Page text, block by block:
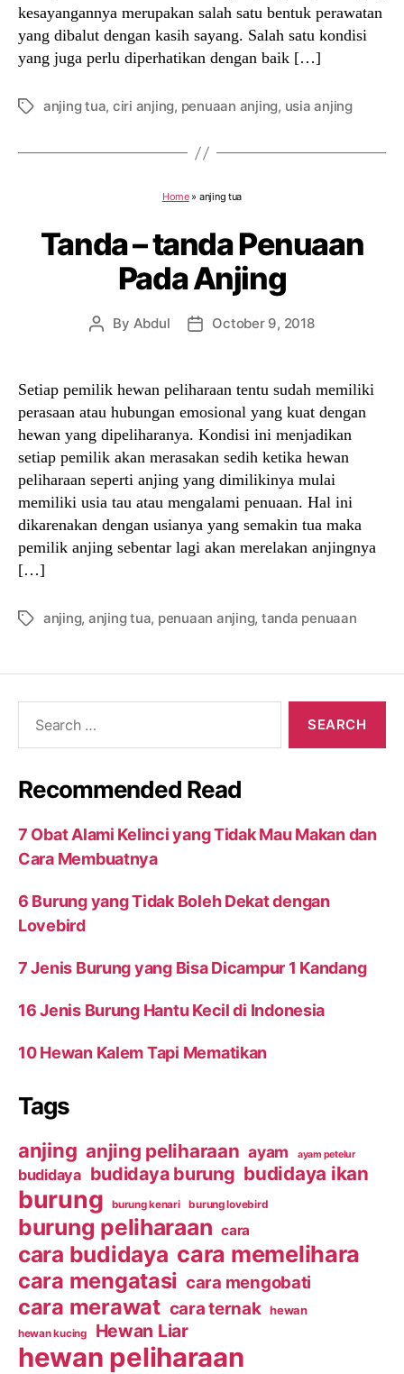
kesayangannya merupakan salah satu bentuk perawatan
yang dibalut dengan kasih sayang. Salah satu kondisi
yang juga perlu diperhatikan dengan baik […]
Tagsanjing tua, ciri anjing, penuaan anjing, usia anjing
Home» anjing tua
Tanda – tanda Penuaan
Pada Anjing
Post
By Abdul
PostOctober 9, 2018
Setiap pemilik hewan peliharaan tentu sudah memiliki
perasaan atau hubungan emosional yang kuat dengan
hewan yang dipeliharanya. Kondisi ini menjadikan
setiap pemilik akan merasakan sedih ketika hewan
peliharaan seperti anjing yang dimilikinya mulai
memiliki usia tau atau mengalami penuaan. Hal ini
dikarenakan dengan usianya yang semakin tua maka
pemilik anjing sebentar lagi akan merelakan anjingnya
[…]
Tagsanjing, anjing tua, penuaan anjing, tanda penuaan
Recommended Read
7 Obat Alami Kelinci yang Tidak Mau Makan dan
Cara Membuatnya
6 Burung yang Tidak Boleh Dekat dengan
Lovebird
7 Jenis Burung yang Bisa Dicampur 1 Kandang
16 Jenis Burung Hantu Kecil di Indonesia
10 Hewan Kalem Tapi Mematikan
Tags
anjing anjing peliharaan ayam ayam petelur
budidaya budidaya burung budidaya ikan
burung burung kenari burung lovebird
burung peliharaan cara
cara budidaya cara memelihara
cara mengatasi cara mengobati
cara merawat cara ternak hewan
hewan kucing Hewan Liar
hewan peliharaan